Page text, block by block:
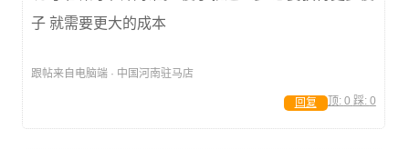
子 就需要更大的成本
跟帖来自电脑端 · 中国河南驻马店
顶: 0 踩: 0
回复